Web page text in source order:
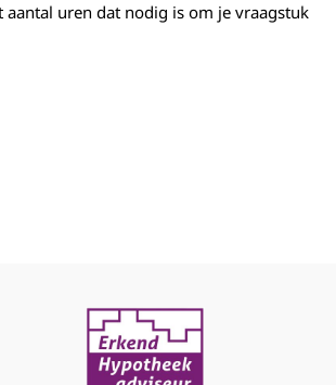
aantal uren dat nodig is om je vraagstuk